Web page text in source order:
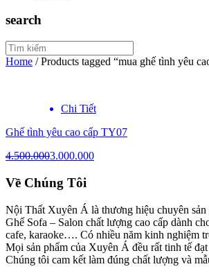
search
Home /Products tagged “mua ghế tình yêu
Chi Tiết
Ghế tình yêu cao cấp TY07
4.500.0003.000.000
Về Chúng Tôi
Nội Thất Xuyên Á là thương hiệu chuyên sản
Ghế Sofa – Salon chất lượng cao cấp dành
cafe, karaoke…. Có nhiều năm kinh nghiệm
Mọi sản phẩm của Xuyên Á đều rất tinh tế
Chúng tôi cam kết làm đúng chất lượng và